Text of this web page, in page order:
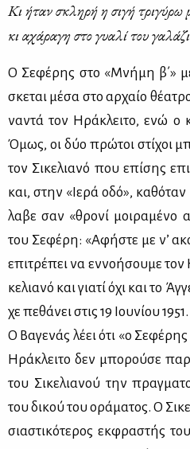
Κι ήταν σκλη­ρή η σι­γή τρι­γύ­ρω
κι αχά­ρα­γη στο γυα­λί του
Ο Σε­φέ­ρης στο «Μνή­μη β΄»
σκε­ται μέ­σα στο αρ­χαίο
να­ντά τον Ηρά­κλει­το, ενώ ο
Όμως, οι δύο πρώ­τοι στί­χοι
τον Σι­κε­λια­νό που επί­σης
και, στην «Ιε­ρά οδό»,
λα­βε σαν «θρο­νί μοι­ρα­μέ­νο
του Σε­φέ­ρη: «Αφή­στε με ν’
επι­τρέ­πει να εν­νο­ή­σου­με τον
κε­λια­νό και για­τί όχι και το
χε πε­θά­νει στις 19 Ιου­νί­ου 1951.
Ο Βα­γε­νάς λέ­ει ότι «ο
Ηρά­κλει­το δεν μπο­ρού­σε
του Σι­κε­λια­νού την
του δι­κού του ορά­μα­τος. Ο
σια­στι­κό­τε­ρος εκ­φρα­στής